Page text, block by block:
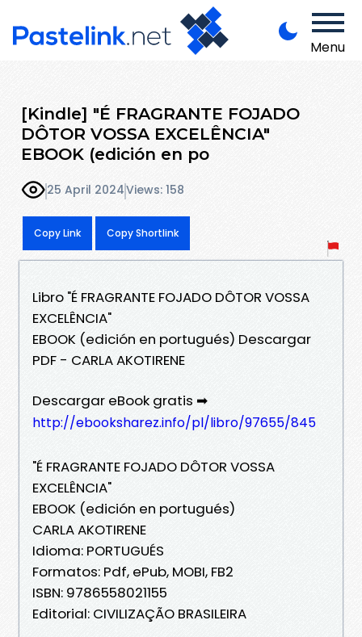
Menu
[Kindle] "É FRAGRANTE FOJADO
DÔTOR VOSSA EXCELÊNCIA"
EBOOK (edición en po
25 April 2024Views: 158
Copy Link Copy Shortlink
Libro "É FRAGRANTE FOJADO DÔTOR VOSSA
EXCELÊNCIA"
EBOOK (edición en portugués) Descargar
PDF - CARLA AKOTIRENE
Descargar eBook gratis ➡
http://ebooksharez.info/pl/libro/97655/845
"É FRAGRANTE FOJADO DÔTOR VOSSA
EXCELÊNCIA"
EBOOK (edición en portugués)
CARLA AKOTIRENE
Idioma: PORTUGUÉS
Formatos: Pdf, ePub, MOBI, FB2
ISBN: 9786558021155
Editorial: CIVILIZAÇÃO BRASILEIRA